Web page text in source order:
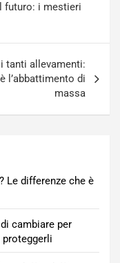
futuro: i mestieri
tanti allevamenti:
l’abbattimento di
massa
Le differenze che è
cambiare per